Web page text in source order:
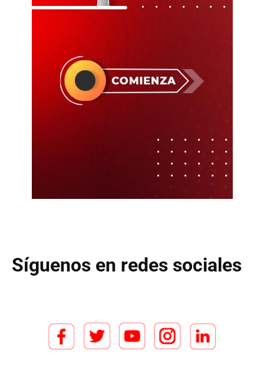
Síguenos en redes sociales